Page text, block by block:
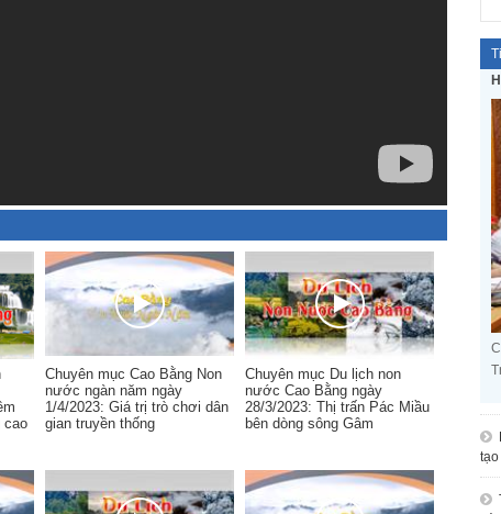
cao
Chuyên mục Cao Bằng Non
nước ngàn năm ngày
1/4/2023: Giá trị trò chơi dân
gian truyền thống
Chuyên mục Du lịch non
nước Cao Bằng ngày
28/3/2023: Thị trấn Pác Miầu
bên dòng sông Gâm